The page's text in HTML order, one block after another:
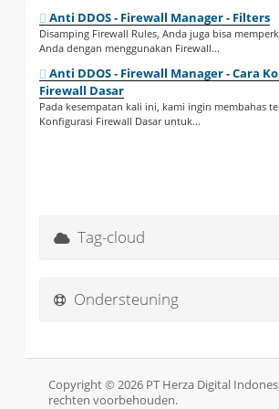
Anti DDOS - Firewall Manager - Filters
Disamping Firewall Rules, Anda juga bisa
Anda dengan menggunakan Firewall...
Anti DDOS - Firewall Manager - Cara
Firewall Dasar
Pada kesempatan kali ini, kami ingin membahas
Konfigurasi Firewall Dasar untuk...
Tag-cloud
Ondersteuning
Copyright © 2026 PT Herza Digital
rechten voorbehouden.